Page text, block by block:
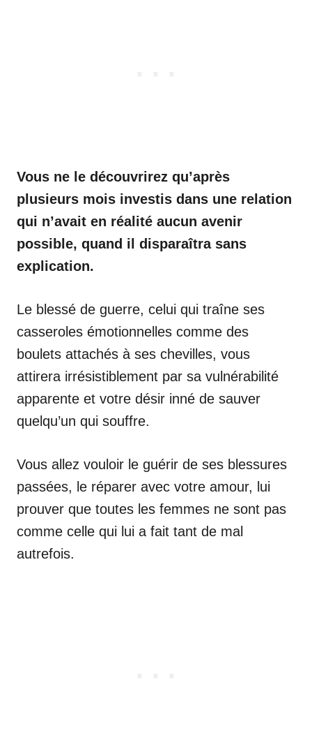
Vous ne le découvrirez qu’après
plusieurs mois investis dans une relation
qui n’avait en réalité aucun avenir
possible, quand il disparaîtra sans
explication.
Le blessé de guerre, celui qui traîne ses
casseroles émotionnelles comme des
boulets attachés à ses chevilles, vous
attirera irrésistiblement par sa vulnérabilité
apparente et votre désir inné de sauver
quelqu’un qui souffre.
Vous allez vouloir le guérir de ses blessures
passées, le réparer avec votre amour, lui
prouver que toutes les femmes ne sont pas
comme celle qui lui a fait tant de mal
autrefois.